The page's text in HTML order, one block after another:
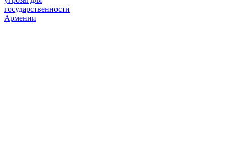
государственности
Армении